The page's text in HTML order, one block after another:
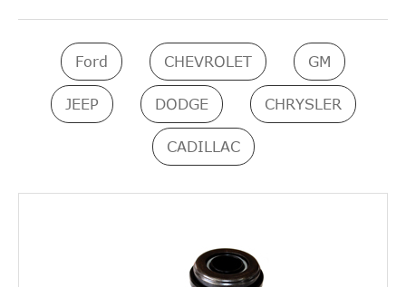
Ford CHEVROLET GM
JEEP DODGE CHRYSLER
CADILLAC